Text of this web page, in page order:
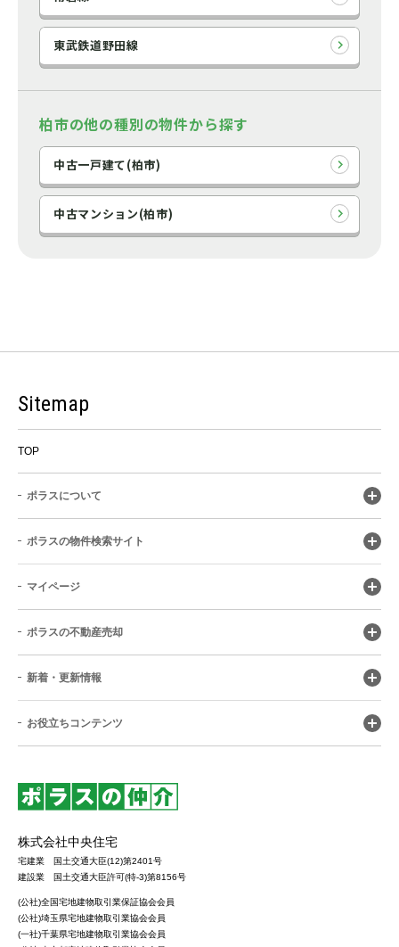
東武鉄道野田線
柏市の他の種別の物件から探す
中古一戸建て(柏市)
中古マンション(柏市)
Sitemap
TOP
ポラスについて
ポラスの物件検索サイト
マイページ
ポラスの不動産売却
新着・更新情報
お役立ちコンテンツ
株式会社中央住宅
宅建業 国土交通大臣(12)第2401号
建設業 国土交通大臣許可(特-3)第8156号
(公社)全国宅地建物取引業保証協会会員
(公社)埼玉県宅地建物取引業協会会員
(一社)千葉県宅地建物取引業協会会員